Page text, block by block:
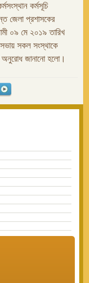
কর্মসূচি
জেলা প্রশাসকের
০৯ মে ২০১৯ তারিখ
সকল সংস্থাকে
জানানো হলো।